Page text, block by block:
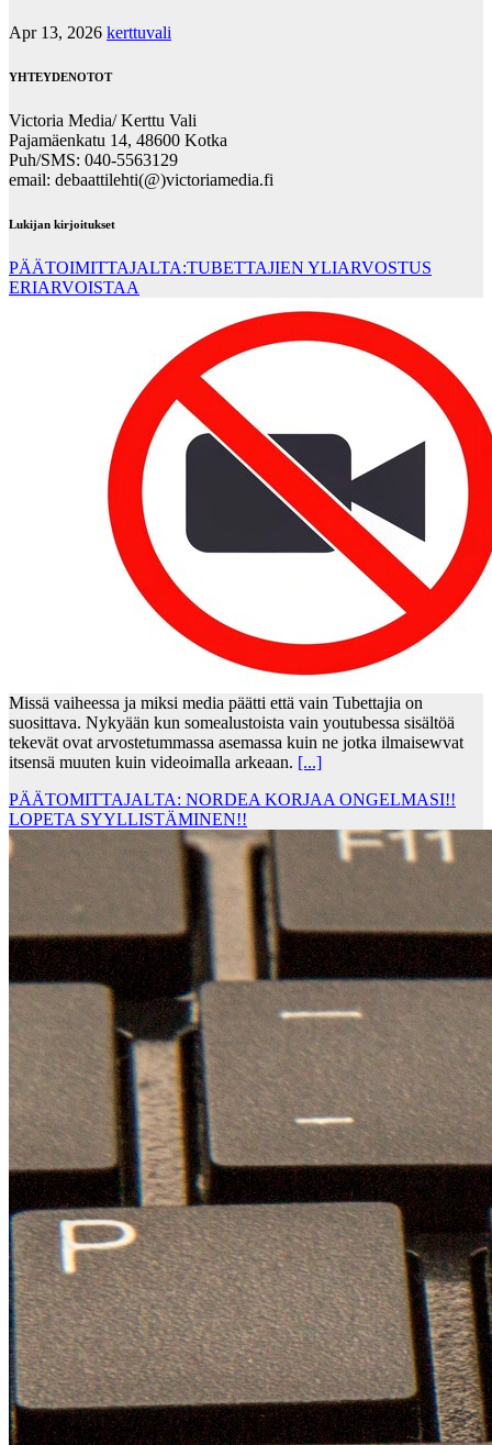
Apr 13, 2026 kerttuvali
YHTEYDENOTOT
Victoria Media/ Kerttu Vali
Pajamäenkatu 14, 48600 Kotka
Puh/SMS: 040-5563129
email: debaattilehti(@)victoriamedia.fi
Lukijan kirjoitukset
PÄÄTOIMITTAJALTA:TUBETTAJIEN YLIARVOSTUS
ERIARVOISTAA
Missä vaiheessa ja miksi media päätti että vain Tubettajia on
suosittava. Nykyään kun somealustoista vain youtubessa sisältöä
tekevät ovat arvostetummassa asemassa kuin ne jotka ilmaisewvat
itsensä muuten kuin videoimalla arkeaan. [...]
PÄÄTOMITTAJALTA: NORDEA KORJAA ONGELMASI!!
LOPETA SYYLLISTÄMINEN!!